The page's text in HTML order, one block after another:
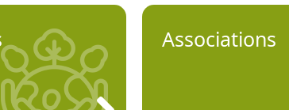
Associations